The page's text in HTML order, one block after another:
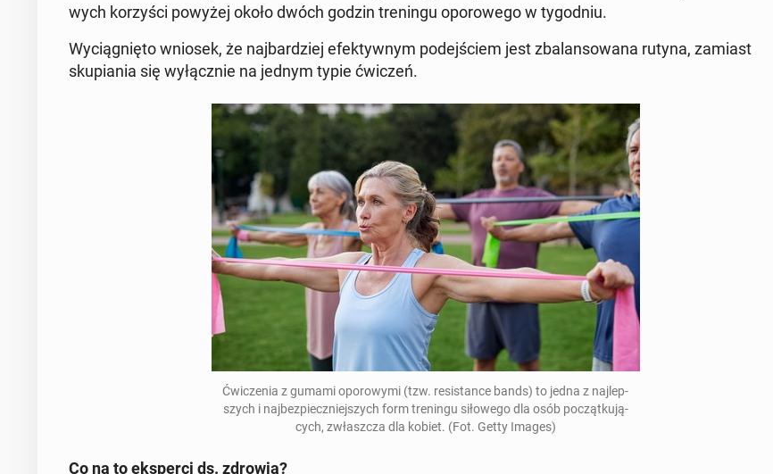
wych ko­rzy­ści powyżej około dwóch godzin tre­nin­gu opo­ro­we­go w ty­go­dniu.
Wy­cią­gnię­to wniosek, że naj­bar­dziej efek­tyw­nym po­dej­ściem jest zba­lan­so­wa­na rutyna, zamiast
sku­pia­nia się wy­łącz­nie na jednym typie ćwiczeń.
Ćwi­cze­nia z gumami opo­ro­wy­mi (tzw. re­si­stan­ce bands) to jedna z naj­lep­
szych i naj­bez­piecz­niej­szych form tre­nin­gu si­ło­we­go dla osób po­cząt­ku­ją­
cych, zwłasz­cza dla kobiet. (Fot. Getty Images)
Co na to eks­per­ci ds. zdrowia?